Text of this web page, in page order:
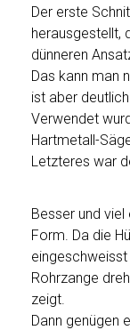
Der erste
herausgestellt,
dünneren
Das kann man
ist aber
Verwendet
Hartmetall-
Letzteres war
Besser und
Form. Da die
Rohrzange
zeigt.
Dann genügen